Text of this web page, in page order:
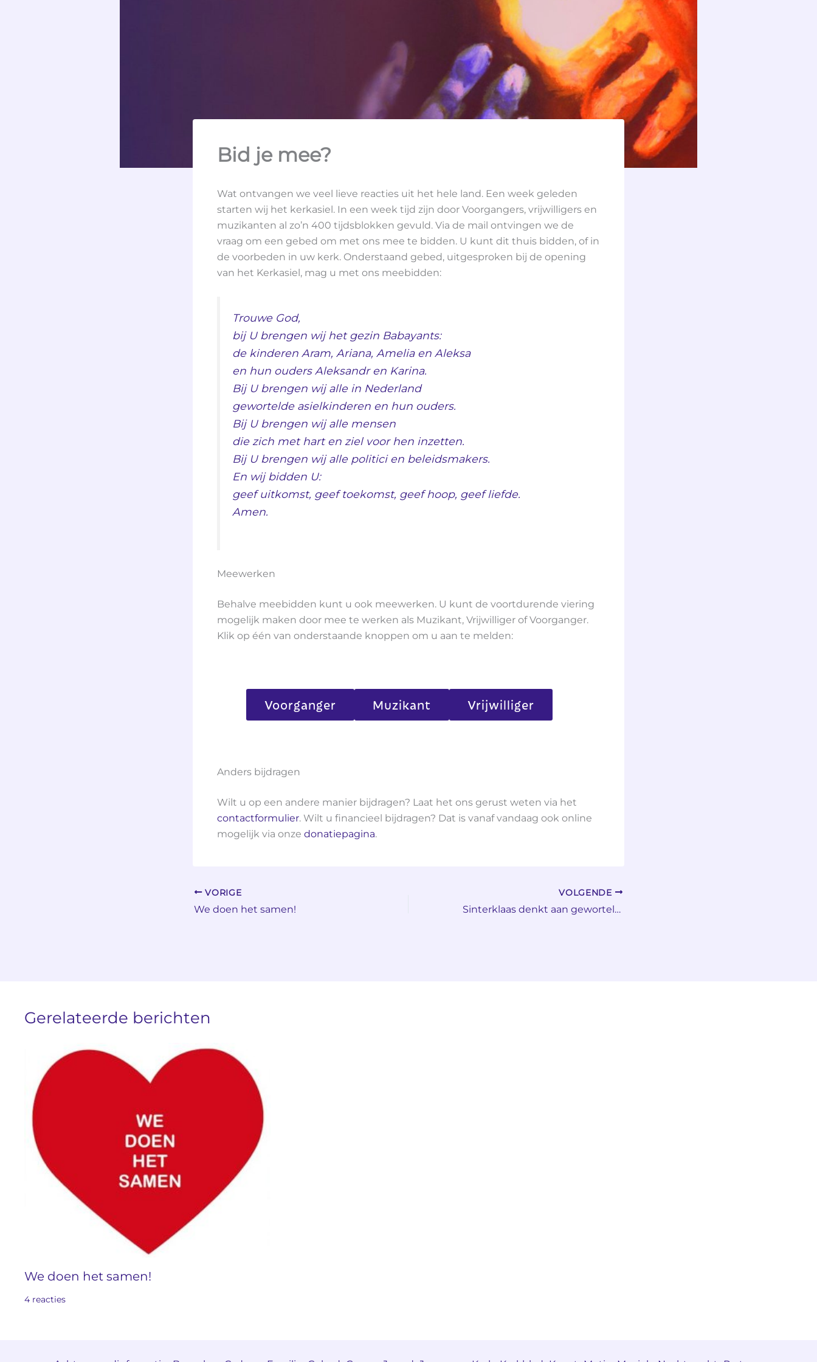
Bid je mee?
Wat ontvangen we veel lieve reacties uit het hele land. Een week geleden
starten wij het kerkasiel. In een week tijd zijn door Voorgangers, vrijwilligers en
muzikanten al zo’n 400 tijdsblokken gevuld. Via de mail ontvingen we de
vraag om een gebed om met ons mee te bidden. U kunt dit thuis bidden, of in
de voorbeden in uw kerk. Onderstaand gebed, uitgesproken bij de opening
van het Kerkasiel, mag u met ons meebidden:
Trouwe God,
bij U brengen wij het gezin Babayants:
de kinderen Aram, Ariana, Amelia en Aleksa
en hun ouders Aleksandr en Karina.
Bij U brengen wij alle in Nederland
gewortelde asielkinderen en hun ouders.
Bij U brengen wij alle mensen
die zich met hart en ziel voor hen inzetten.
Bij U brengen wij alle politici en beleidsmakers.
En wij bidden U:
geef uitkomst, geef toekomst, geef hoop, geef liefde.
Amen.
Meewerken
Behalve meebidden kunt u ook meewerken. U kunt de voortdurende viering
mogelijk maken door mee te werken als Muzikant, Vrijwilliger of Voorganger.
Klik op één van onderstaande knoppen om u aan te melden:
Voorganger Muzikant Vrijwilliger
Anders bijdragen
Wilt u op een andere manier bijdragen? Laat het ons gerust weten via het
contactformulier. Wilt u financieel bijdragen? Dat is vanaf vandaag ook online
mogelijk via onze donatiepagina.
VORIGE
We doen het samen!
VOLGENDE
Sinterklaas denkt aan gewortelde kinderen
Gerelateerde berichten
We doen het samen!
4 reacties